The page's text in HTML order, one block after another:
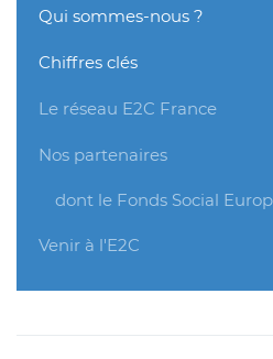
Qui sommes-nous ?
Chiffres clés
Le réseau E2C France
Nos partenaires
dont le Fonds Social
Venir à l'E2C